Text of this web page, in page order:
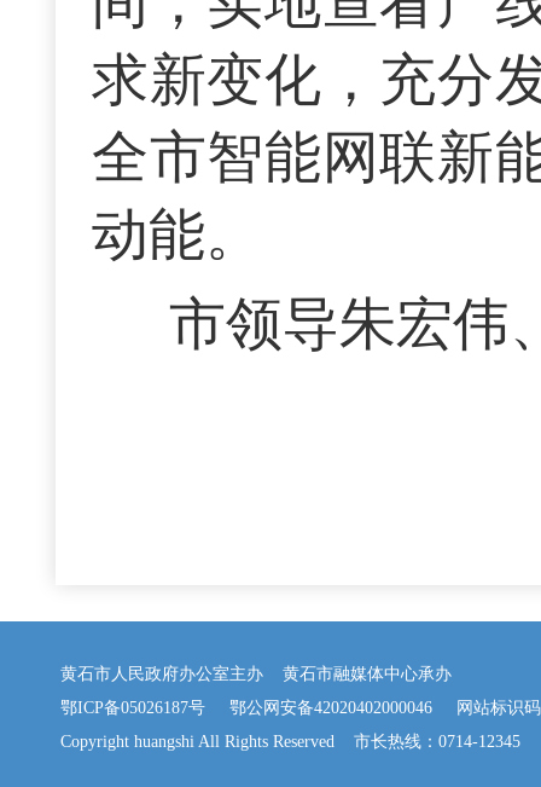
求新变化，充分
全市智能网联新
动能。
市领导朱宏伟
黄石市人民政府办公室主办 黄石市融媒体中心承办
鄂ICP备05026187号
鄂公网安备42020402000046 网站标识码
Copyright huangshi All Rights Reserved 市长热线：0714-12345